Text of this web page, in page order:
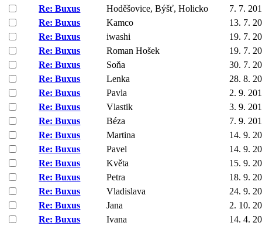
Re: Buxus
Hoděšovice, Býšť, Holicko
7. 7.
Re: Buxus
Kamco
13. 7.
Re: Buxus
iwashi
19. 7.
Re: Buxus
Roman Hošek
19. 7.
Re: Buxus
Soňa
30. 7.
Re: Buxus
Lenka
28. 8.
Re: Buxus
Pavla
2. 9.
Re: Buxus
Vlastik
3. 9.
Re: Buxus
Béza
7. 9.
Re: Buxus
Martina
14. 9.
Re: Buxus
Pavel
14. 9.
Re: Buxus
Květa
15. 9.
Re: Buxus
Petra
18. 9.
Re: Buxus
Vladislava
24. 9.
Re: Buxus
Jana
2. 10.
Re: Buxus
Ivana
14. 4.